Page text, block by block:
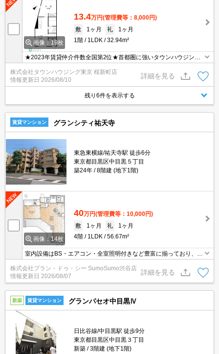
画像：19枚
13.4万円(管理費等：8,000円)
敷
1ヶ月 礼
1ヶ月
1階
1LDK 32.94m²
★2023年賃貸仲介件数全国第2位★首都圏に強いタウンハウジング
がご案内させていただきます★世田谷区・目黒区エリアのお部屋探
しならタウンハウジング東京へ★
株式会社タウンハウジング東京 桜新町店
情報更新日 2026/08/10
詳細を見る
残り6件を表示する
賃貸マンション グランシティ祐天寺
東急東横線/祐天寺駅 徒歩6分
東京都目黒区中目黒５丁目
築24年
8階建 (地下1階)
画像：14枚
40万円(管理費等：10,000円)
敷
1ヶ月 礼
1ヶ月
4階
1LDK 56.67m²
室内設備はBS・エアコン・全室照明付きなど豊富に揃っており、過
ごしやすいお部屋になっております。入居の当日からインターネッ
トが使えます。新しい日々を送るにふさわしい、きれいな室内で
す。お使いいただける沿線は2つあり、便利な立地です。初期費用
をカードでお支払いいただけるので、カードで決済したい方にもお
すすめです。
株式会社プラン・ドゥ・シー SumoSumo渋谷店
情報更新日 2026/08/07
詳細を見る
新築 賃貸マンション グランパセオ中目黒Ⅳ
日比谷線/中目黒駅 徒歩9分
東京都目黒区中目黒３丁目
新築
3階建 (地下1階)